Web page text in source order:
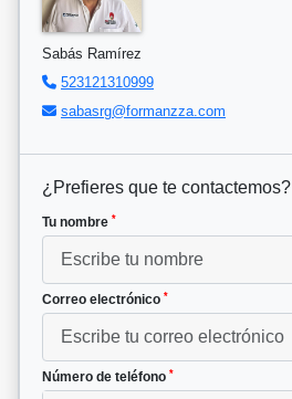
Sabás Ramírez
523121310999
sabasrg@formanzza.com
¿Prefieres que te contactemos?
Tu nombre *
Correo electrónico *
Número de teléfono *